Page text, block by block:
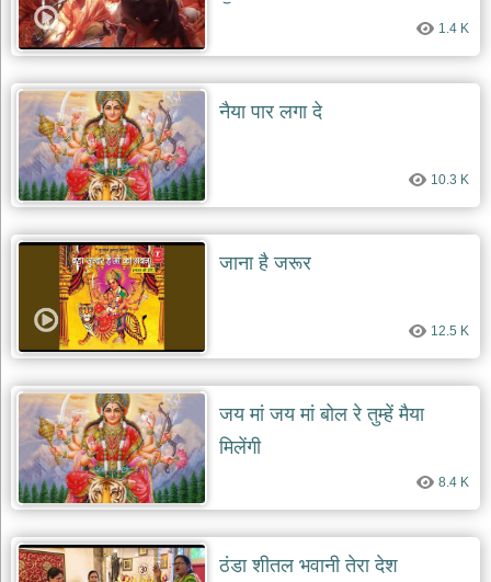
1.4 K
नैया पार लगा दे
10.3 K
जाना है जरूर
12.5 K
जय मां जय मां बोल रे तुम्हें मैया
मिलेंगी
8.4 K
ठंडा शीतल भवानी तेरा देश